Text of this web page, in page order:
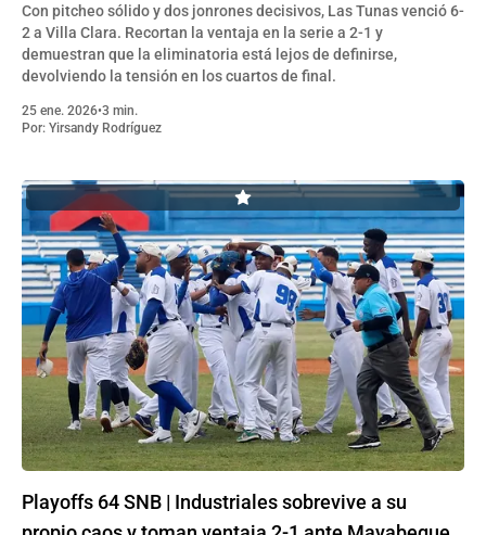
Con pitcheo sólido y dos jonrones decisivos, Las Tunas venció 6-
2 a Villa Clara. Recortan la ventaja en la serie a 2-1 y
demuestran que la eliminatoria está lejos de definirse,
devolviendo la tensión en los cuartos de final.
25 ene. 2026•3 min.
Por: Yirsandy Rodríguez
Playoffs 64 SNB | Industriales sobrevive a su